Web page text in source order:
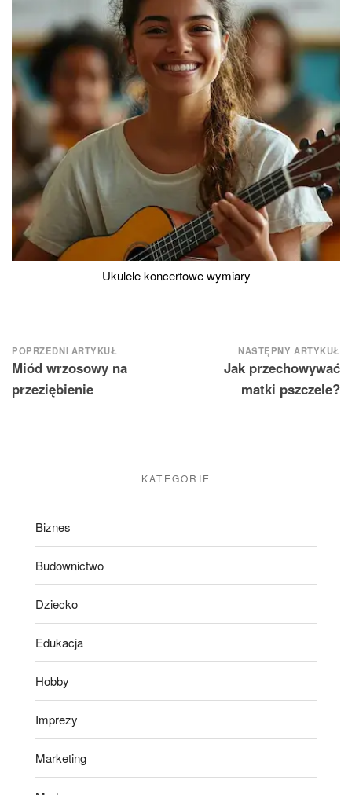
Ukulele koncertowe wymiary
Nawigacja
wpisu
POPRZEDNI ARTYKUŁ
Miód wrzosowy na
przeziębienie
NASTĘPNY ARTYKUŁ
Jak przechowywać
matki pszczele?
KATEGORIE
Biznes
Budownictwo
Dziecko
Edukacja
Hobby
Imprezy
Marketing